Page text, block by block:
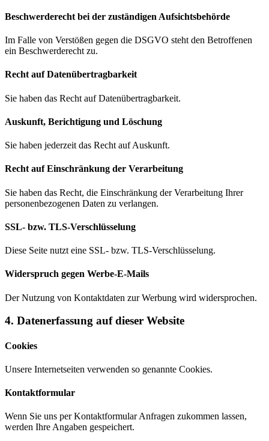
Beschwerde­recht bei der zuständigen Aufsichts­behörde
Im Falle von Verstößen gegen die DSGVO steht den Betroffenen
ein Beschwerderecht zu.
Recht auf Daten­übertrag­barkeit
Sie haben das Recht auf Datenübertragbarkeit.
Auskunft, Berichtigung und Löschung
Sie haben jederzeit das Recht auf Auskunft.
Recht auf Einschränkung der Verarbeitung
Sie haben das Recht, die Einschränkung der Verarbeitung Ihrer
personenbezogenen Daten zu verlangen.
SSL- bzw. TLS-Verschlüsselung
Diese Seite nutzt eine SSL- bzw. TLS-Verschlüsselung.
Widerspruch gegen Werbe-E-Mails
Der Nutzung von Kontaktdaten zur Werbung wird widersprochen.
4. Datenerfassung auf dieser Website
Cookies
Unsere Internetseiten verwenden so genannte Cookies.
Kontaktformular
Wenn Sie uns per Kontaktformular Anfragen zukommen lassen,
werden Ihre Angaben gespeichert.